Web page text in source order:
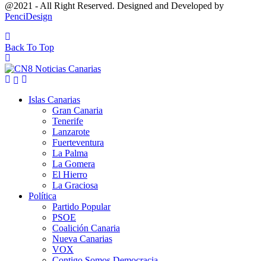
@2021 - All Right Reserved. Designed and Developed by
PenciDesign
Back To Top
Islas Canarias
Gran Canaria
Tenerife
Lanzarote
Fuerteventura
La Palma
La Gomera
El Hierro
La Graciosa
Política
Partido Popular
PSOE
Coalición Canaria
Nueva Canarias
VOX